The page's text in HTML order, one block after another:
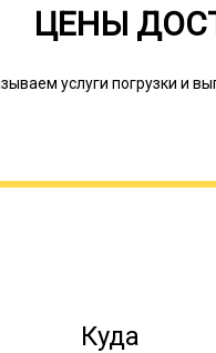
ЦЕНЫ
услуги погрузки и
Куда